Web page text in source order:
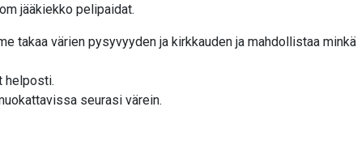
jääkiekko pelipaidat.
takaa värien pysyvyyden ja kirkkauden ja mahdollistaa minkä
helposti.
seurasi värein.